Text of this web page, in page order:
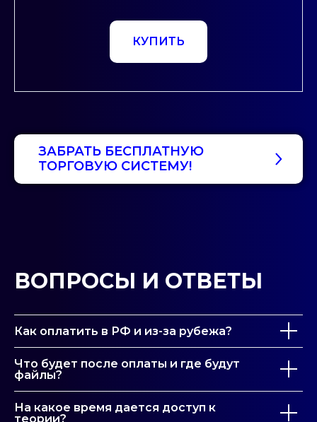
КУПИТЬ
ЗАБРАТЬ БЕСПЛАТНУЮ
ТОРГОВУЮ СИСТЕМУ!
ВОПРОСЫ И ОТВЕТЫ
Как оплатить в РФ и из-за рубежа?
Что будет после оплаты и где будут
файлы?
На какое время дается доступ к
теории?